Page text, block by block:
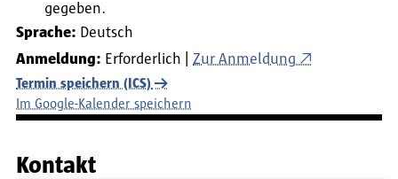
gegeben.
Sprache: Deutsch
Anmeldung: Erforderlich Zur Anmeldung
Termin speichern (ICS)
Im Google-Kalender speichern
Kontakt